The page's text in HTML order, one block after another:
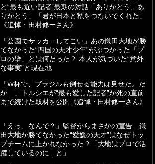
と“最も近い記者”最期の対話「ありがとう、あ
りがとう」「君が日本と私をつないでくれた」
《追悼・田村修一さん》
「公園でサッカーしてこい」あの鎌田大地が勝
てなかった“四国の天才少年”がぶつかった「プ
ロの壁」とは何だった？ 本人が気づいた“意外
な事実”と現在地
「W杯で、ブラジルも倒せる能力は見せた。だ
が…」トルシエが“最も愛した記者”が死の直前
まで続けた取材を公開《追悼・田村修一さん》
「えっ、なんで？」監督からまさかの宣告…鎌
田大地が勝てなかった“愛媛の天才”はなぜトッ
プチームに上がれなかった？「大地はプロで活
躍しているのに…と」